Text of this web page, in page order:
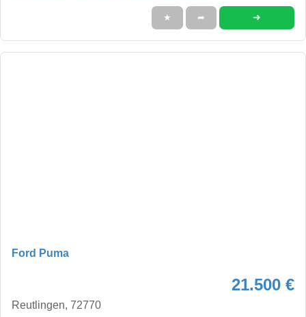
★ ➦ ➜
Ford Puma
21.500 €
Reutlingen, 72770